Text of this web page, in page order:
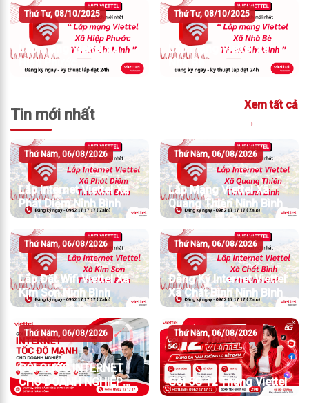
Thứ Tư, 08/10/2025
Lắp mạng Viettel Xã
Hiệp Phước
Thứ Tư, 08/10/2025
Lắp mạng Viettel Xã
Nhà Bè
Tin mới nhất
Xem tất cả
→
Thứ Năm, 06/08/2026
Lắp Internet Viettel Xã
Phát Diệm Ninh Bình
Thứ Năm, 06/08/2026
Lắp Mạng Viettel Xã
Quang Thiện Ninh Bình
Thứ Năm, 06/08/2026
Lắp Đặt Wifi Viettel Xã
Kim Sơn Ninh Bình
Thứ Năm, 06/08/2026
Đăng Ký Internet Viettel
Xã Chất Bình Ninh Bình
Thứ Năm, 06/08/2026
GÓI CƯỚC INTERNET
CHO DOANH NGHIỆP
TỐC ĐỘ MẠNH
Thứ Năm, 06/08/2026
Gói 5G 12 Tháng Viettel